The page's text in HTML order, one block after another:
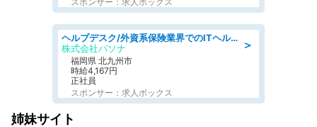
＞
ヘルプデスク/外資系保険業界でのITヘルプデスク業務/駅近/即日勤務可/ヘルプデスク
株式会社パソナ
福岡県 北九州市
時給4,167円
正社員
スポンサー：求人ボックス
姉妹サイト